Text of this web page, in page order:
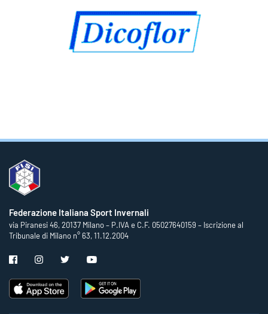
Federazione Italiana Sport Invernali
via Piranesi 46, 20137 Milano – P.IVA e C.F. 05027640159 – Iscrizione al
Tribunale di Milano n° 63, 11.12.2004